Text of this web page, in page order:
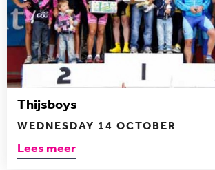
Thijsboys
WEDNESDAY 14 OCTOBER
Lees meer